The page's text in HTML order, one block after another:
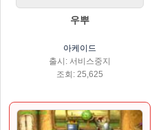
우뿌
아케이드
출시: 서비스중지
조회: 25,625